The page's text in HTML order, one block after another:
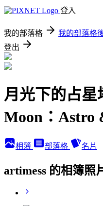
登入
我的部落格 我的部落格
登出
月光下的占星
Moon：Astro
相簿 部落格 名片
artimess 的相簿照